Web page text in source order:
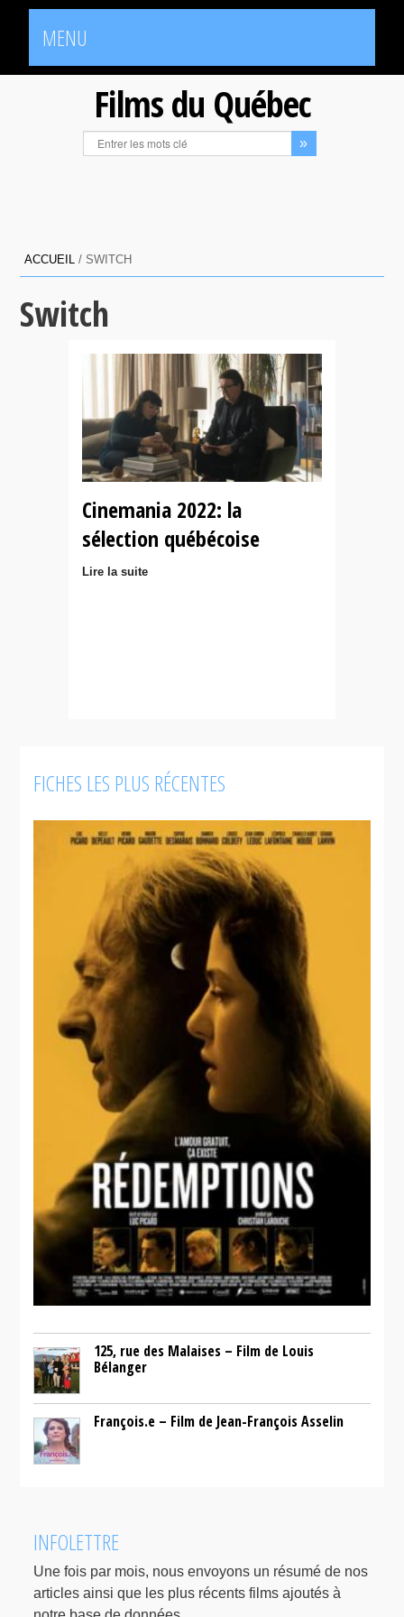
MENU
Films du Québec
ACCUEIL /SWITCH
Switch
Cinemania 2022: la
sélection québécoise
Lire la suite
FICHES LES PLUS RÉCENTES
125, rue des Malaises – Film de Louis
Bélanger
François.e – Film de Jean-François Asselin
INFOLETTRE
Une fois par mois, nous envoyons un résumé de nos
articles ainsi que les plus récents films ajoutés à